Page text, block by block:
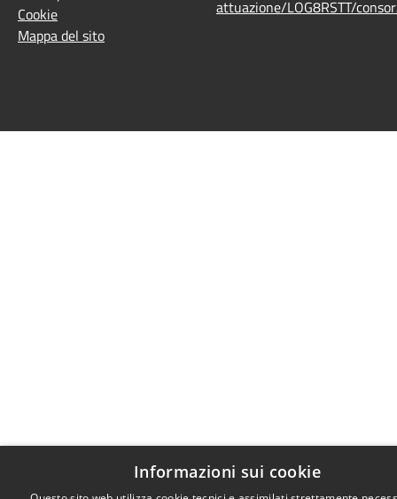
Cookie
Mappa del sito
attuazione/LOG8RSTT/
Informazioni sui cookie